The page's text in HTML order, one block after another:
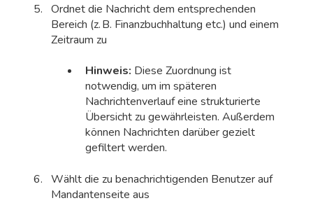
Ordnet die Nachricht dem entsprechenden
Bereich (z. B. Finanzbuchhaltung etc.) und einem
Zeitraum zu
Hinweis: Diese Zuordnung ist
notwendig, um im späteren
Nachrichtenverlauf eine strukturierte
Übersicht zu gewährleisten. Außerdem
können Nachrichten darüber gezielt
gefiltert werden.
Wählt die zu benachrichtigenden Benutzer auf
Mandantenseite aus